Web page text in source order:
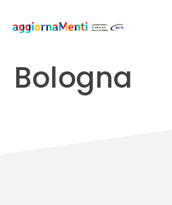
Bologna